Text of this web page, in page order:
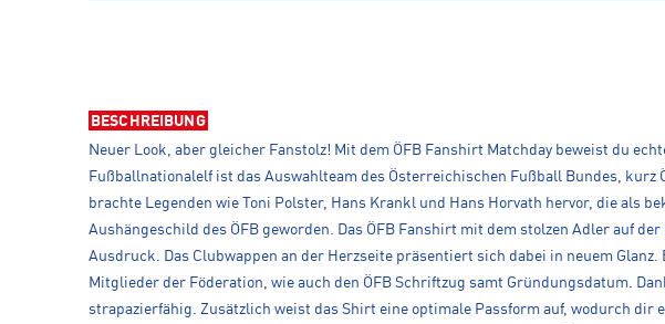
BESCHREIBUNG
Neuer Look, aber gleicher Fanstolz! Mit dem ÖFB Fanshirt Matchday beweist du
Fußballnationalelf ist das Auswahlteam des Österreichischen Fußball Bundes,
brachte Legenden wie Toni Polster, Hans Krankl und Hans Horvath hervor, die als
Aushängeschild des ÖFB geworden. Das ÖFB Fanshirt mit dem stolzen Adler auf
Ausdruck. Das Clubwappen an der Herzseite präsentiert sich dabei in neuem
Mitglieder der Föderation, wie auch den ÖFB Schriftzug samt Gründungsdatum.
strapazierfähig. Zusätzlich weist das Shirt eine optimale Passform auf, wodurch